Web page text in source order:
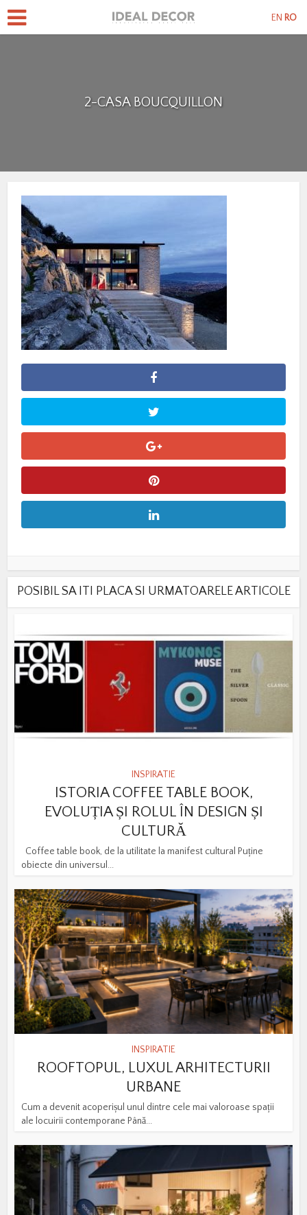
2-CASA BOUCQUILLON
POSIBIL SA ITI PLACA SI URMATOARELE ARTICOLE
INSPIRATIE
ISTORIA COFFEE TABLE BOOK,
EVOLUȚIA ȘI ROLUL ÎN DESIGN ȘI
CULTURĂ
Coffee table book, de la utilitate la manifest cultural Puține
obiecte din universul...
INSPIRATIE
ROOFTOPUL, LUXUL ARHITECTURII
URBANE
Cum a devenit acoperișul unul dintre cele mai valoroase spații
ale locuirii contemporane Până...
EN RO